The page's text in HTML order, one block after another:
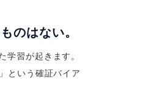
のはない。
学習が起きます。
という確証バイア